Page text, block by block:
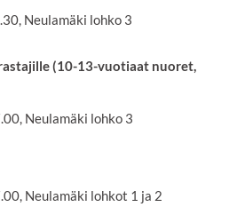
Neulamäki lohko 3
(10-13-vuotiaat nuoret,
Neulamäki lohko 3
Neulamäki lohkot 1 ja 2